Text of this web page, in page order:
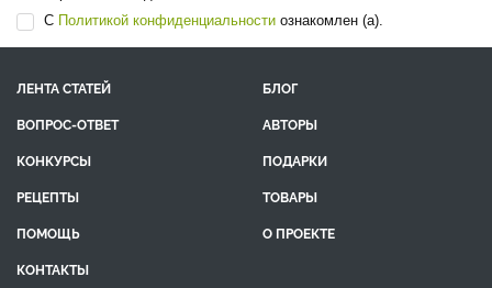
С Политикой конфиденциальности ознакомлен (а).
ЛЕНТА СТАТЕЙ
БЛОГ
ВОПРОС-ОТВЕТ
АВТОРЫ
КОНКУРСЫ
ПОДАРКИ
РЕЦЕПТЫ
ТОВАРЫ
ПОМОЩЬ
О ПРОЕКТЕ
КОНТАКТЫ